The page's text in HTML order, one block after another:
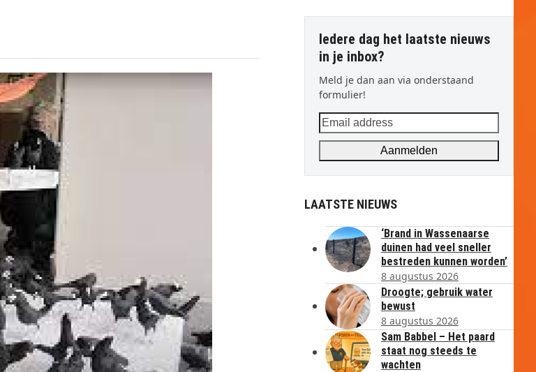
Iedere dag het laatste nieuws
in je inbox?
Meld je dan aan via onderstaand
formulier!
Email
address
Aanmelden
LAATSTE NIEUWS
‘Brand in Wassenaarse
duinen had veel sneller
bestreden kunnen worden’
8 augustus 2026
Droogte; gebruik water
bewust
8 augustus 2026
Sam Babbel – Het paard
staat nog steeds te
wachten